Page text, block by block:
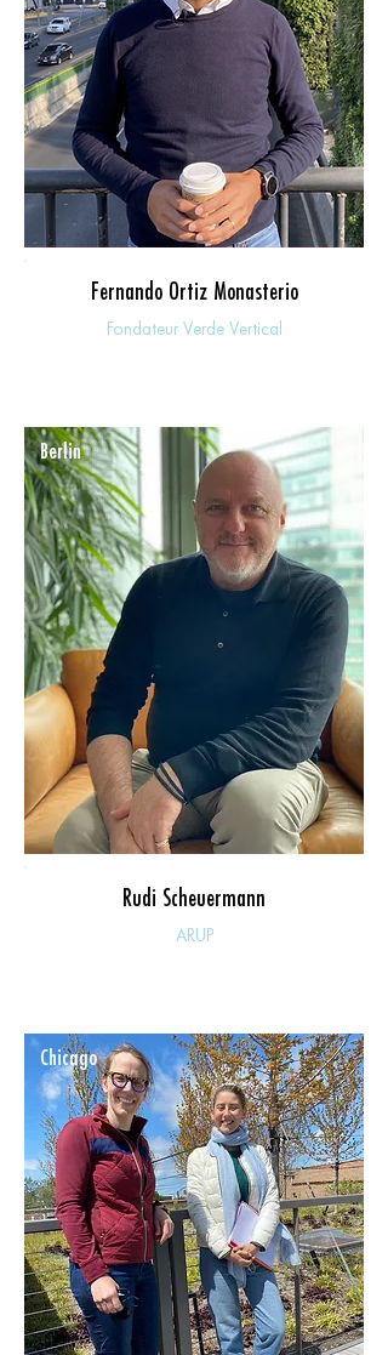
Fernando Ortiz Monasterio
Fondateur Verde Vertical
Berlin
Rudi Scheuermann
ARUP
Chicago